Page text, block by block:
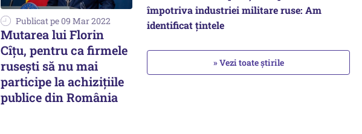
Publicat pe 09 Mar 2022
Mutarea lui Florin
Cîțu, pentru ca firmele
rusești să nu mai
participe la achizițiile
publice din România
împotriva industriei militare ruse: Am
identificat țintele
» Vezi toate știrile